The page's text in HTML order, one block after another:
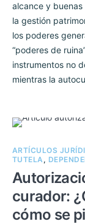
alcance y
la gestión
los poderes
“poderes de
instrumentos no
mientras la
ARTÍCULOS
TUTELA,
curador:
cómo se